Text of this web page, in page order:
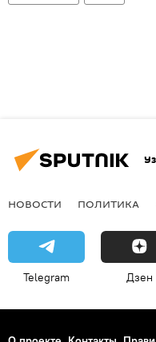
НОВОСТИ ПОЛИТИКА
Telegram Дзен